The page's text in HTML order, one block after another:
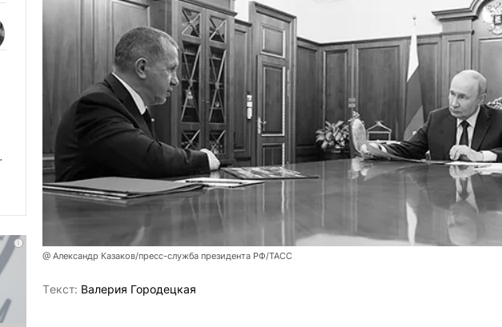
@ Александр Казаков/пресс-служба президента РФ/ТАСС
Tекст: Валерия Городецкая